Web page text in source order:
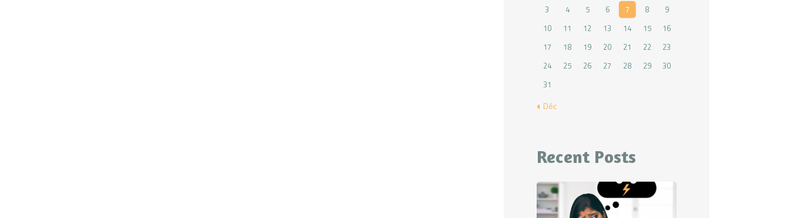
3
4 5 6 7 8
9
10
11 12 13 14 15
16
17
18 19 20 21 22
23
24
25 26 27 28 29
30
31
« Déc
Recent Posts